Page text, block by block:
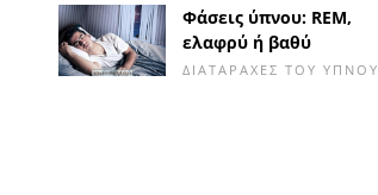
Φάσεις ύπνου: REM,
ελαφρύ ή βαθύ
ΔΙΑΤΑΡΑΧΈΣ ΤΟΥ ΎΠΝΟΥ